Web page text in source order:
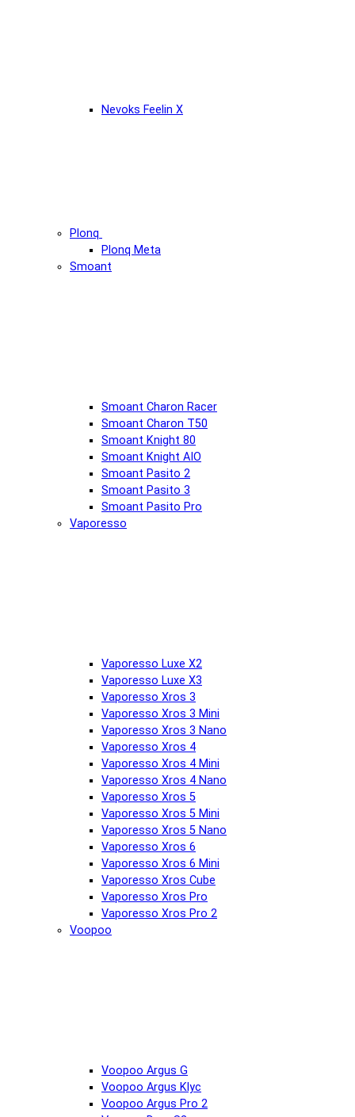
Nevoks Feelin X
Plonq
Plonq Meta
Smoant
Smoant Charon Racer
Smoant Charon T50
Smoant Knight 80
Smoant Knight AIO
Smoant Pasito 2
Smoant Pasito 3
Smoant Pasito Pro
Vaporesso
Vaporesso Luxe X2
Vaporesso Luxe X3
Vaporesso Xros 3
Vaporesso Xros 3 Mini
Vaporesso Xros 3 Nano
Vaporesso Xros 4
Vaporesso Xros 4 Mini
Vaporesso Xros 4 Nano
Vaporesso Xros 5
Vaporesso Xros 5 Mini
Vaporesso Xros 5 Nano
Vaporesso Xros 6
Vaporesso Xros 6 Mini
Vaporesso Xros Cube
Vaporesso Xros Pro
Vaporesso Xros Pro 2
Voopoo
Voopoo Argus G
Voopoo Argus Klyc
Voopoo Argus Pro 2